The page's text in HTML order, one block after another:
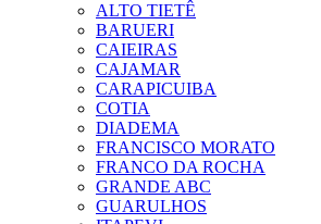
ALTO TIETÊ
BARUERI
CAIEIRAS
CAJAMAR
CARAPICUIBA
COTIA
DIADEMA
FRANCISCO MORATO
FRANCO DA ROCHA
GRANDE ABC
GUARULHOS